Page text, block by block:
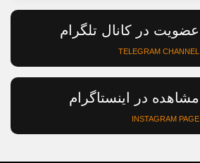
عضویت در کانال تلگرام
TELEGRAM CHANNEL
مشاهده در اینستاگرام
INSTAGRAM PAGE